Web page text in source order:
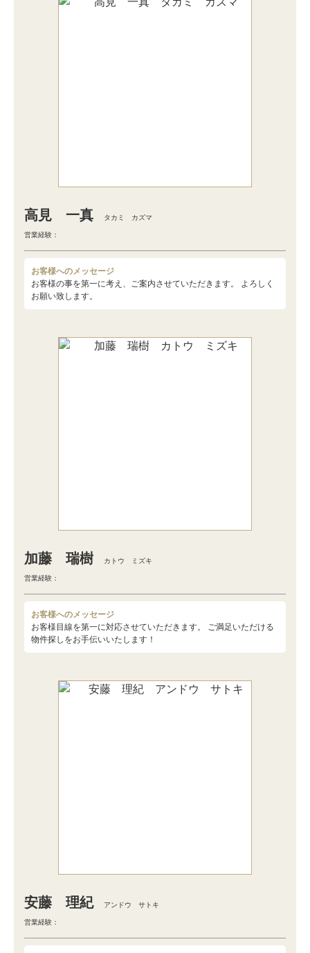
高見 一真 タカミ カズマ
営業経験：
お客様へのメッセージ
お客様の事を第一に考え、ご案内させていただきます。 よろしく
お願い致します。
加藤 瑞樹 カトウ ミズキ
営業経験：
お客様へのメッセージ
お客様目線を第一に対応させていただきます。 ご満足いただける
物件探しをお手伝いいたします！
安藤 理紀 アンドウ サトキ
営業経験：